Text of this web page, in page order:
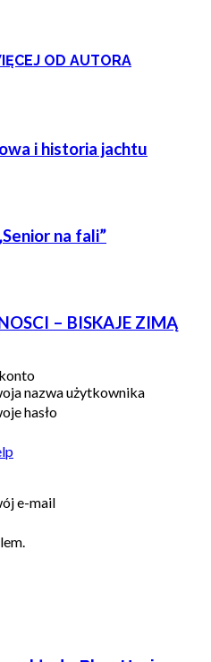
OD AUTORA
i historia jachtu
na fali”
– BISKAJE ZIMĄ
nazwa użytkownika
hasło
e-mail